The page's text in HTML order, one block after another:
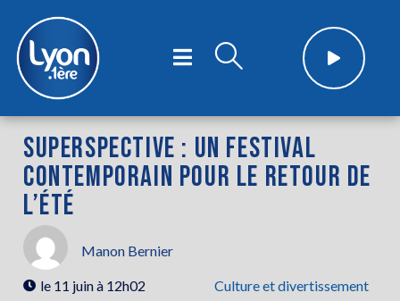
SUPERSPECTIVE : UN FESTIVAL
CONTEMPORAIN POUR LE RETOUR DE
L’ÉTÉ
Manon Bernier
le 11 juin à 12h02 Culture et divertissement